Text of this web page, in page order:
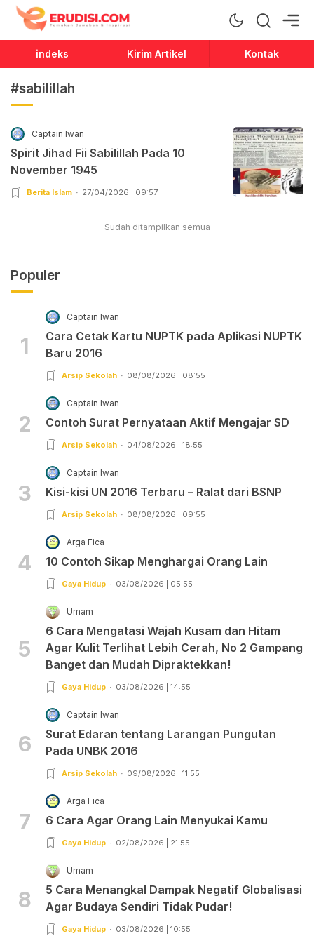
Erudisi
Temukan Jawaban dan Inspirasi
indeks Kirim Artikel Kontak
#sabilillah
Captain Iwan
Spirit Jihad Fii Sabilillah Pada 10
November 1945
Berita Islam 27/04/2026 | 09:57
Sudah ditampilkan semua
Populer
1
Captain Iwan
Cara Cetak Kartu NUPTK pada Aplikasi NUPTK
Baru 2016
Arsip Sekolah 08/08/2026 | 08:55
2
Captain Iwan
Contoh Surat Pernyataan Aktif Mengajar SD
Arsip Sekolah 04/08/2026 | 18:55
3
Captain Iwan
Kisi-kisi UN 2016 Terbaru – Ralat dari BSNP
Arsip Sekolah 08/08/2026 | 09:55
4
Arga Fica
10 Contoh Sikap Menghargai Orang Lain
Gaya Hidup 03/08/2026 | 05:55
5
Umam
6 Cara Mengatasi Wajah Kusam dan Hitam
Agar Kulit Terlihat Lebih Cerah, No 2 Gampang
Banget dan Mudah Dipraktekkan!
Gaya Hidup 03/08/2026 | 14:55
6
Captain Iwan
Surat Edaran tentang Larangan Pungutan
Pada UNBK 2016
Arsip Sekolah 09/08/2026 | 11:55
7
Arga Fica
6 Cara Agar Orang Lain Menyukai Kamu
Gaya Hidup 02/08/2026 | 21:55
8
Umam
5 Cara Menangkal Dampak Negatif Globalisasi
Agar Budaya Sendiri Tidak Pudar!
Gaya Hidup 03/08/2026 | 10:55